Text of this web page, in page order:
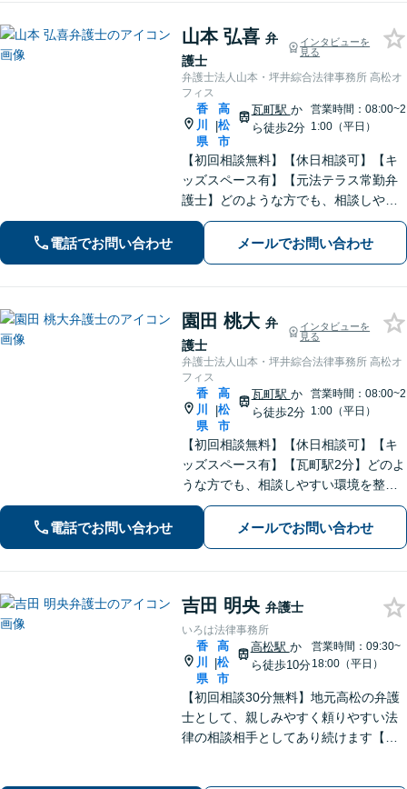
山本 弘喜 弁
護士
インタビューを
見る
弁護士法人山本・坪井綜合法律事務所 高松オ
フィス
香
川
県
|
高
松
市
瓦町駅 か
ら徒歩2分
営業時間：08:00~2
1:00（平日）
【初回相談無料】【休日相談可】【キ
ッズスペース有】【元法テラス常勤弁
護士】どのような方でも、相談しやす
い環境を整えています。依頼者様に寄
り添った対応を心がけています。【離
婚・男女問題】DV被害へ積極的に対
電話でお問い合わせ メールでお問い合わせ
園田 桃大 弁
護士
インタビューを
見る
弁護士法人山本・坪井綜合法律事務所 高松オ
フィス
香
川
県
|
高
松
市
瓦町駅 か
ら徒歩2分
営業時間：08:00~2
1:00（平日）
【初回相談無料】【休日相談可】【キ
ッズスペース有】【瓦町駅2分】どのよ
うな方でも、相談しやすい環境を整え
ています。依頼者様に寄り添った対応
を心がけています。【離婚・男女問
題】DV被害へ積極的に対応。お気軽に
電話でお問い合わせ メールでお問い合わせ
吉田 明央 弁護士
いろは法律事務所
香
川
県
|
高
松
市
高松駅 か
ら徒歩10分
営業時間：09:30~
18:00（平日）
【初回相談30分無料】地元高松の弁護
士として、親しみやすく頼りやすい法
律の相談相手としてあり続けます【相